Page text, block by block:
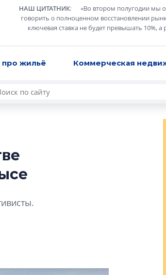
НАШ ЦИТАТНИК: «Во втором полугодии мы
говорить о полноценном восстановлении
ключевая ставка не будет превышать 10%,
про жильё Коммерческая
Центробанк: квартиры в домах